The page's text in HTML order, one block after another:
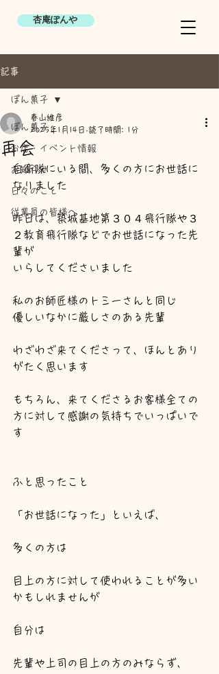
杏庵ぽんや
記事
ぽん菓子
お店・イベント情報
お知らせ
日々のこと
従業員の皆様へ
ぽん菓子
再会
春山維彦
2025年1月14日 読了時間: 1分
自衛隊にいる間、多くの方にお世話に
なリました
昨日は、築城基地第３０４飛行隊や３
２教育飛行隊などでお世話になった先
輩が
いらしてくださいました
私のお師匠様のトミーさんと同じ
優しいなかに厳しさのある先輩
わざわざ来てくださって、ほんとあり
がたく思います
もちろん、来てくださるお客様全ての
方に対して感謝の気持ちでいっぱいで
す
ふと思ったこと
「お世話になった」といえば、
多くの方は
目上の方に対して使われることが多い
かもしれませんが
自分は
先輩や上司の目上の方のみならず、